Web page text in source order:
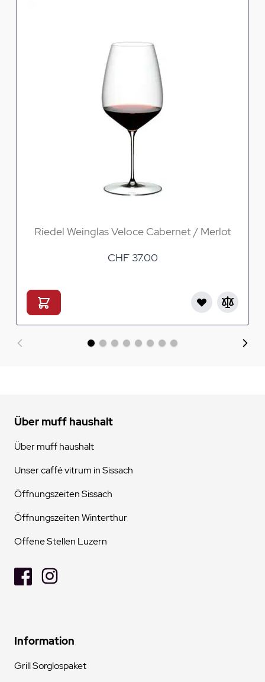
Riedel Weinglas Veloce Cabernet / Merlot
CHF 37.00
Über muff haushalt
Über muff haushalt
Unser caffé vitrum in Sissach
Öffnungszeiten Sissach
Öffnungszeiten Winterthur
Offene Stellen Luzern
Information
Grill Sorglospaket